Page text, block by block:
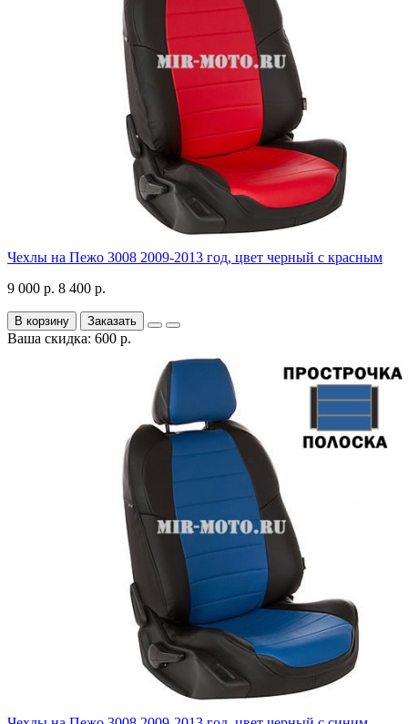
Чехлы на Пежо 3008 2009-2013 год, цвет черный с красным
9 000 р. 8 400 р.
В корзину Заказать
Ваша скидка: 600 р.